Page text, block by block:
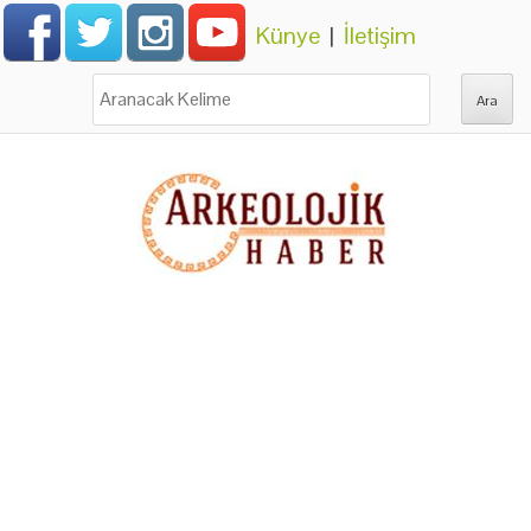
Künye | İletişim